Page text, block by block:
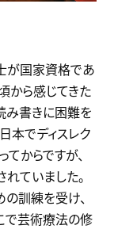
が国家資格であ
から感じてきた
み書きに困難を
本でディスレク
からですが、
ていました。
訓練を受け、
で芸術療法の修